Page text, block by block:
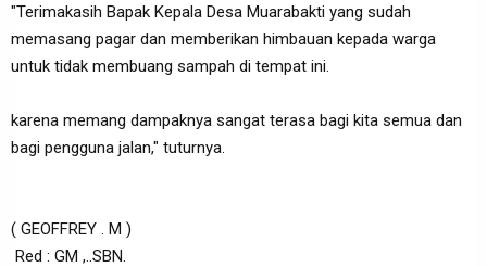
"Terimakasih Bapak Kepala Desa Muarabakti yang sudah
memasang pagar dan memberikan himbauan kepada warga
untuk tidak membuang sampah di tempat ini.
karena memang dampaknya sangat terasa bagi kita semua dan
bagi pengguna jalan," tuturnya.
( GEOFFREY . M )
Red : GM ,..SBN.